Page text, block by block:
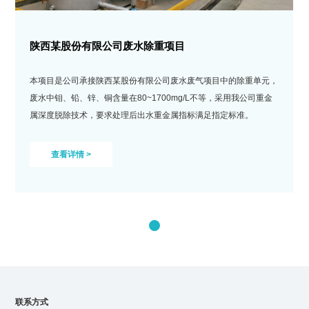
陕西某股份有限公司废水除重项目
本项目是公司承接陕西某股份有限公司废水废气项目中的除重单元，
废水中钼、铅、锌、铜含量在80~1700mg/L不等，采用我公司重金
属深度脱除技术，要求处理后出水重金属指标满足指定标准。
查看详情 >
联系方式